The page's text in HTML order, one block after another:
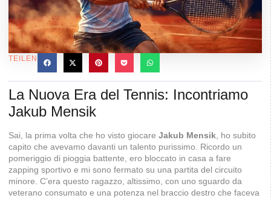
TEILEN
La Nuova Era del Tennis: Incontriamo
Jakub Mensik
Sai, la prima volta che ho visto giocare Jakub Mensik , ho subito
capito che avevamo davanti un talento purissimo. Ricordo un
pomeriggio di pioggia battente, ero bloccato in casa a fare
zapping sportivo e mi sono fermato su una partita del circuito
minore. C’era questo ragazzo, altissimo, con uno sguardo da
veterano consumato e una potenza nel braccio destro che faceva